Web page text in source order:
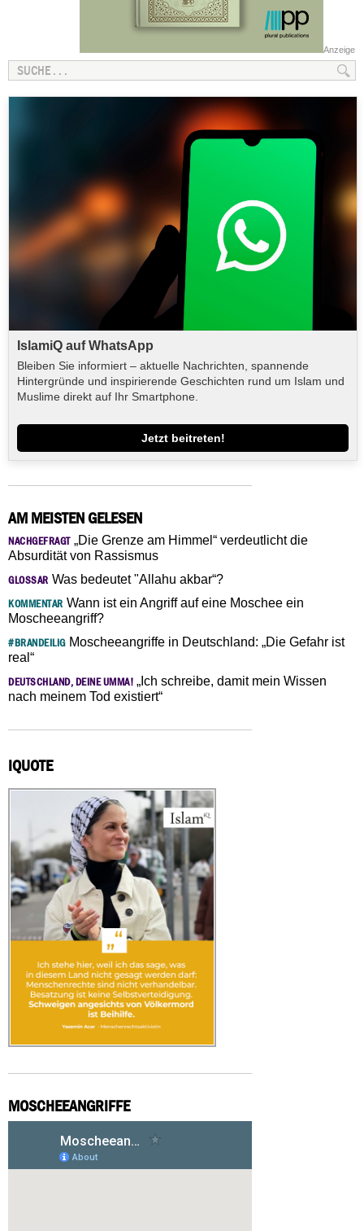
Anzeige
IslamiQ auf WhatsApp
Bleiben Sie informiert – aktuelle Nachrichten, spannende
Hintergründe und inspirierende Geschichten rund um Islam und
Muslime direkt auf Ihr Smartphone.
Jetzt beitreten!
AM MEISTEN GELESEN
NACHGEFRAGT„Die Grenze am Himmel“ verdeutlicht die
Absurdität von Rassismus
GLOSSAR Was bedeutet "Allahu akbar“?
KOMMENTAR Wann ist ein Angriff auf eine Moschee ein
Moscheeangriff?
#BRANDEILIGMoscheeangriffe in Deutschland: „Die Gefahr ist
real“
DEUTSCHLAND, DEINE UMMA! „Ich schreibe, damit mein Wissen
nach meinem Tod existiert“
IQUOTE
MOSCHEEANGRIFFE